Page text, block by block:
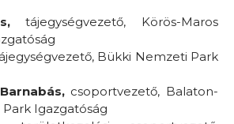
tájegységvezető, Körös-Maros
Bükki Nemzeti Park
csoportvezető, Balaton-
Igazgatóság